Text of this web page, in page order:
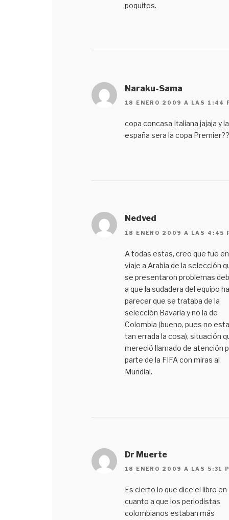
poquitos.
Naraku-Sama
18 ENERO 2009 A LAS 1:44
copa concasa Italiana jajaja y
españa sera la copa
Nedved
18 ENERO 2009 A LAS 4:45
A todas estas, creo que fue
viaje a Arabia de la selección
se presentaron problemas
a que la sudadera del equipo
parecer que se trataba de la
selección Bavaria y no la de
Colombia (bueno, pues no
tan errada la cosa), situación
mereció llamado de atención
parte de la FIFA con miras al
Mundial.
Dr Muerte
18 ENERO 2009 A LAS 5:31
Es cierto lo que dice el libro en
cuanto a que los periodistas
colombianos estaban más